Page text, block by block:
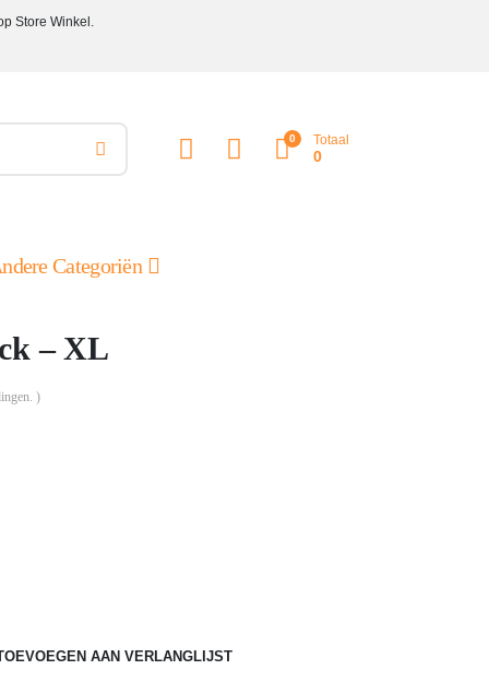
Store Winkel.
0 Totaal
0
Categoriën
– XL
)
AAN VERLANGLIJST